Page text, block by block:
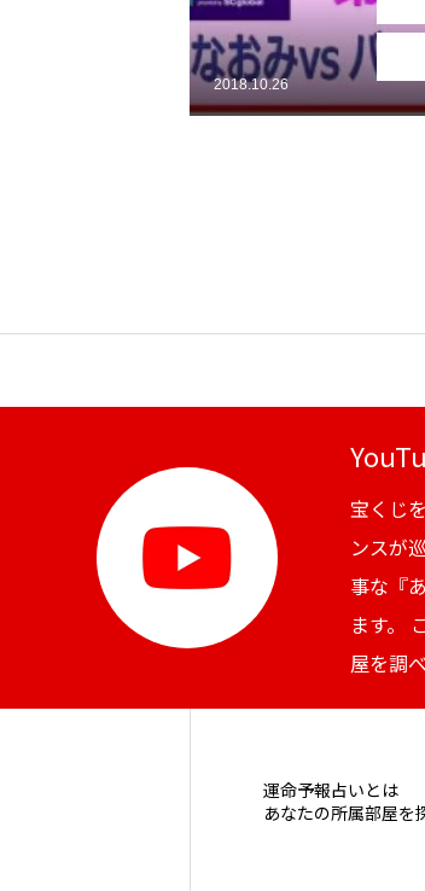
Online Store
2018.10.26
宝くじ
ンスが
事な『
ます。
屋を調
運命予報占いとは
あなたの所属部屋を